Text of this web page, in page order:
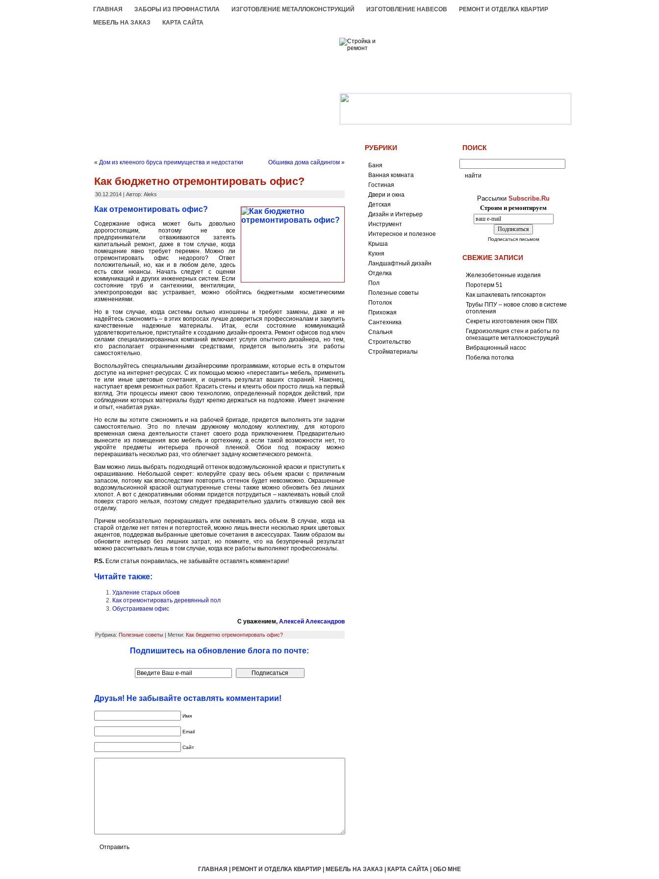
ГЛАВНАЯ ЗАБОРЫ ИЗ ПРОФНАСТИЛА ИЗГОТОВЛЕНИЕ МЕТАЛЛОКОНСТРУКЦИЙ ИЗГОТОВЛЕНИЕ НАВЕСОВ
РЕМОНТ И ОТДЕЛКА КВАРТИР
МЕБЕЛЬ НА ЗАКАЗ
КАРТА САЙТА
« Дом из клееного бруса преимущества и недостатки Обшивка дома сайдингом »
Как бюджетно отремонтировать офис?
30.12.2014 | Автор: Aleks
Как отремонтировать офис?
Содержание офиса может быть довольно
дорогостоящим, поэтому не все
предприниматели отваживаются затеять
капитальный ремонт, даже в том случае, когда
помещение явно требует перемен. Можно ли
отремонтировать офис недорого? Ответ
положительный, но, как и в любом деле, здесь
есть свои нюансы. Начать следует с оценки
коммуникаций и других инженерных систем. Если
состояние труб и сантехники, вентиляции,
электропроводки вас устраивает, можно обойтись бюджетными косметическими
изменениями.
Но в том случае, когда системы сильно изношены и требуют замены, даже и не
надейтесь сэкономить – в этих вопросах лучше довериться профессионалам и закупить
качественные надежные материалы. Итак, если состояние коммуникаций
удовлетворительное, приступайте к созданию дизайн-проекта. Ремонт офисов под ключ
силами специализированных компаний включает услуги опытного дизайнера, но тем,
кто располагает ограниченными средствами, придется выполнить эти работы
самостоятельно.
Воспользуйтесь специальными дизайнерскими программами, которые есть в открытом
доступе на интернет-ресурсах. С их помощью можно «переставить» мебель, применить
те или иные цветовые сочетания, и оценить результат ваших стараний. Наконец,
наступает время ремонтных работ. Красить стены и клеить обои просто лишь на первый
взгляд. Эти процессы имеют свою технологию, определенный порядок действий, при
соблюдении которых материалы будут крепко держаться на подложке. Имеет значение
и опыт, «набитая рука».
Но если вы хотите сэкономить и на рабочей бригаде, придется выполнять эти задачи
самостоятельно. Это по плечам дружному молодому коллективу, для которого
временная смена деятельности станет своего рода приключением. Предварительно
вынесите из помещения всю мебель и оргтехнику, а если такой возможности нет, то
укройте предметы интерьера прочной пленкой. Обои под покраску можно
перекрашивать несколько раз, что облегчает задачу косметического ремонта.
Вам можно лишь выбрать подходящий оттенок водоэмульсионной краски и приступить к
окрашиванию. Небольшой секрет: колеруйте сразу весь объем краски с приличным
запасом, потому как впоследствии повторить оттенок будет невозможно. Окрашенные
водоэмульсионной краской оштукатуренные стены также можно обновить без лишних
хлопот. А вот с декоративными обоями придется потрудиться – наклеивать новый слой
поверх старого нельзя, поэтому следует предварительно удалить отжившую свой век
отделку.
Причем необязательно перекрашивать или оклеивать весь объем. В случае, когда на
старой отделке нет пятен и потертостей, можно лишь внести несколько ярких цветовых
акцентов, поддержав выбранные цветовые сочетания в аксессуарах. Таким образом вы
обновите интерьер без лишних затрат, но помните, что на безупречный результат
можно рассчитывать лишь в том случае, когда все работы выполняют профессионалы.
P.S. Если статья понравилась, не забывайте оставлять комментарии!
Читайте также:
Удаление старых обоев
Как отремонтировать деревянный пол
Обустраиваем офис
С уважением, Алексей Александров
Рубрика: Полезные советы | Метки: Как бюджетно отремонтировать офис?
Подпишитесь на обновление блога по почте:
Друзья! Не забывайте оставлять комментарии!
Имя
Email
Сайт
РУБРИКИ
Баня
Ванная комната
Гостиная
Двери и окна
Детская
Дизайн и Интерьер
Инструмент
Интересное и полезное
Крыша
Кухня
Ландшафтный дизайн
Отделка
Пол
Полезные советы
Потолок
Прихожая
Сантехника
Спальня
Строительство
Стройматериалы
ПОИСК
Рассылки Subscribe.Ru
Строим и ремонтируем
Подписаться письмом
СВЕЖИЕ ЗАПИСИ
Железобетонные изделия
Поротерм 51
Как шпаклевать гипсокартон
Трубы ППУ – новое слово в системе
отопления
Секреты изготовления окон ПВХ
Гидроизоляция стен и работы по
огнезащите металлоконструкций
Вибрационный насос
Побелка потолка
ГЛАВНАЯ | РЕМОНТ И ОТДЕЛКА КВАРТИР | МЕБЕЛЬ НА ЗАКАЗ | КАРТА САЙТА | ОБО МНЕ